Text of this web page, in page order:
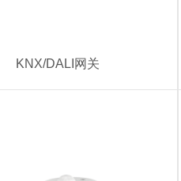
KNX/DALI网关